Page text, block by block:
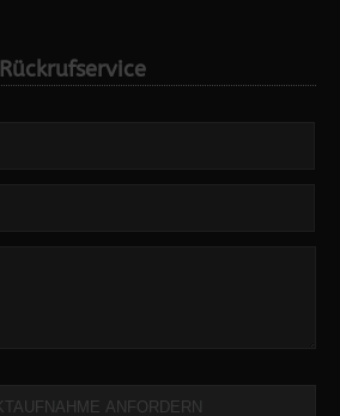
Rückrufservice
ANFORDERN